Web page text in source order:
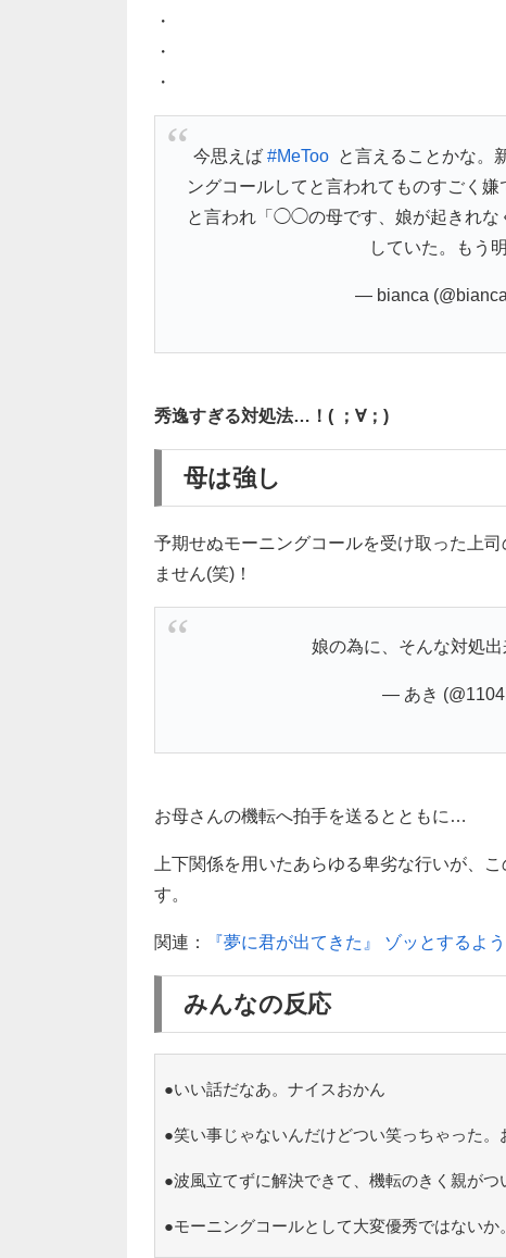
・
・
・
今思えば #MeTooと言えることかな。
ングコールしてと言われてものすごく
と言われ「◯◯の母です、娘が起きれな
していた。もう
— bianca
秀逸すぎる対処法…！( ；∀；)
母は強し
予期せぬモーニングコールを受け取った上
ません(笑)！
娘の為に、そんな対処
— あき
お母さんの機転へ拍手を送るとともに…
上下関係を用いたあらゆる卑劣な行いが、
す。
関連： 『夢に君が出てきた』 ゾッとするよ
みんなの反応
●いい話だなあ。ナイスおかん
●笑い事じゃないんだけどつい笑っちゃった。
●波風立てずに解決できて、機転のきく親が
●モーニングコールとして大変優秀ではないか